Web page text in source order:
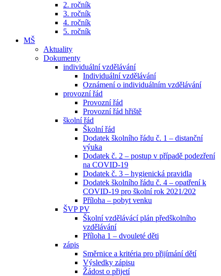
2. ročník
3. ročník
4. ročník
5. ročník
MŠ
Aktuality
Dokumenty
individuální vzdělávání
Individuální vzdělávání
Oznámení o individuálním vzdělávání
provozní řád
Provozní řád
Provozní řád hřiště
školní řád
Školní řád
Dodatek školního řádu č. 1 – distanční
výuka
Dodatek č. 2 – postup v případě podezření
na COVID-19
Dodatek č. 3 – hygienická pravidla
Dodatek školního řádu č. 4 – opatření k
COVID-19 pro školní rok 2021/202
Příloha – pobyt venku
ŠVP PV
Školní vzdělávácí plán předškolního
vzdělávání
Příloha 1 – dvouleté děti
zápis
Směrnice a kritéria pro přijímání dětí
Výsledky zápisu
Žádost o přijetí